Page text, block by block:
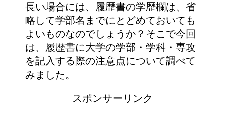
長い場合には、履歴書の学歴欄は、省
略して学部名までにとどめておいても
よいものなのでしょうか？そこで今回
は、履歴書に大学の学部・学科・専攻
を記入する際の注意点について調べて
みました。
スポンサーリンク